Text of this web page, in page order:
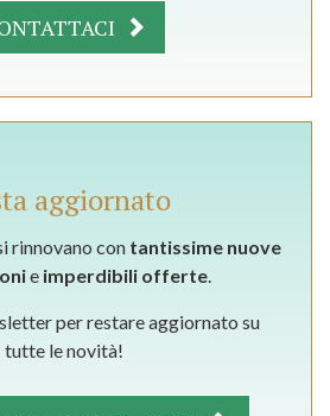
aggiornato
rinnovano con tantissime nuove
e imperdibili offerte.
per restare aggiornato su
tutte le novità!